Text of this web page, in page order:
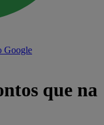
Google
que na